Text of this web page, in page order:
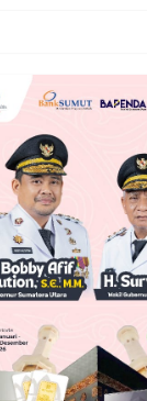
90 Ribu Hewan
Kepulauan Nias